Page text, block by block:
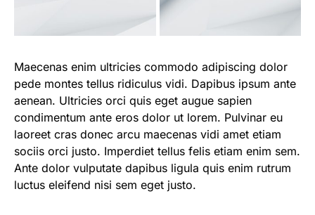
Maecenas enim ultricies commodo adipiscing dolor
pede montes tellus ridiculus vidi. Dapibus ipsum ante
aenean. Ultricies orci quis eget augue sapien
condimentum ante eros dolor ut lorem. Pulvinar eu
laoreet cras donec arcu maecenas vidi amet etiam
sociis orci justo. Imperdiet tellus felis etiam enim sem.
Ante dolor vulputate dapibus ligula quis enim rutrum
luctus eleifend nisi sem eget justo.